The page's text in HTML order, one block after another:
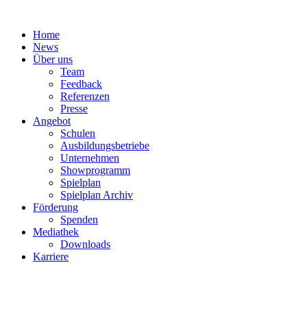
springenHome
News
Über uns
Team
Feedback
Referenzen
Presse
Angebot
Schulen
Ausbildungsbetriebe
Unternehmen
Showprogramm
Spielplan
Spielplan Archiv
Förderung
Spenden
Mediathek
Downloads
Karriere